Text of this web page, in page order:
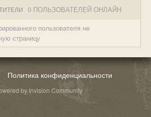
0 ПОЛЬЗОВАТЕЛЕЙ ОНЛАЙН
пользователя не
страницу
Политика конфиденциальности
by Invision Community